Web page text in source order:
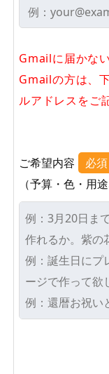
Gmailに届かな
Gmailの方は、
ルアドレスをご
ご希望内容
必須
（予算・色・用途